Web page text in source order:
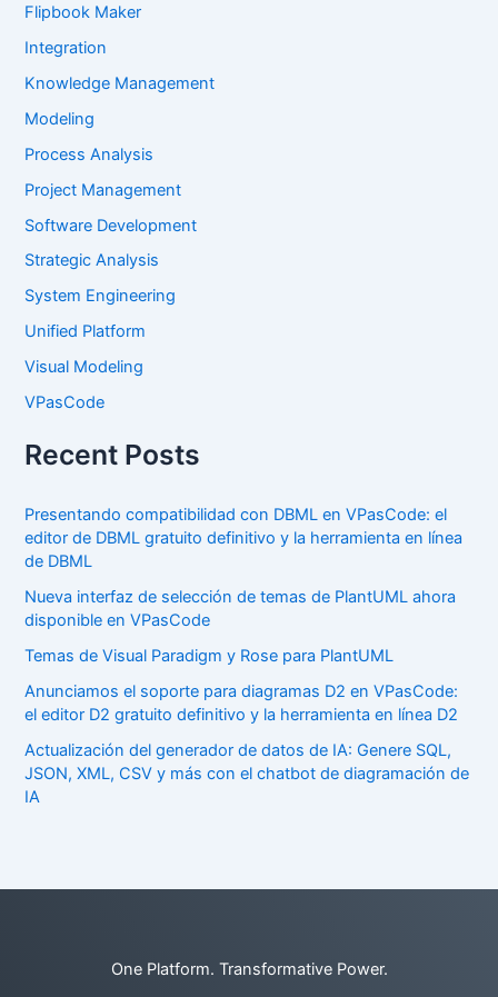
Flipbook Maker
Integration
Knowledge Management
Modeling
Process Analysis
Project Management
Software Development
Strategic Analysis
System Engineering
Unified Platform
Visual Modeling
VPasCode
Recent Posts
Presentando compatibilidad con DBML en VPasCode: el
editor de DBML gratuito definitivo y la herramienta en línea
de DBML
Nueva interfaz de selección de temas de PlantUML ahora
disponible en VPasCode
Temas de Visual Paradigm y Rose para PlantUML
Anunciamos el soporte para diagramas D2 en VPasCode:
el editor D2 gratuito definitivo y la herramienta en línea D2
Actualización del generador de datos de IA: Genere SQL,
JSON, XML, CSV y más con el chatbot de diagramación de
IA
One Platform. Transformative Power.